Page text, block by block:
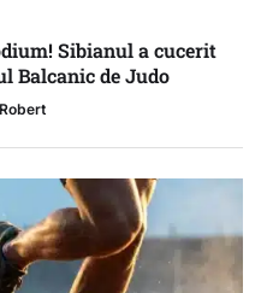
Sibianul a cucerit
Balcanic de Judo